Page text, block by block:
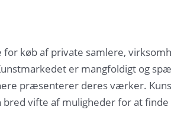
køb af private samlere,
er mangfoldigt og
præsenterer deres værker.
vifte af muligheder for at